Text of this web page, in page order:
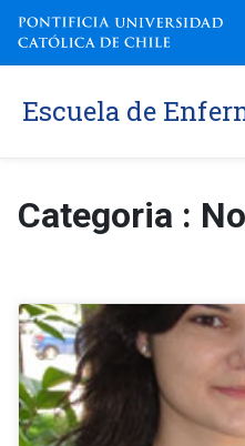
Escuela de
Categoria :